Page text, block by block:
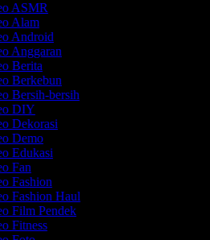
ASMR
Alam
Android
Anggaran
Berita
Berkebun
Bersih-bersih
DIY
Dekorasi
Demo
Edukasi
Fan
Fashion
Fashion Haul
Film Pendek
Fitness